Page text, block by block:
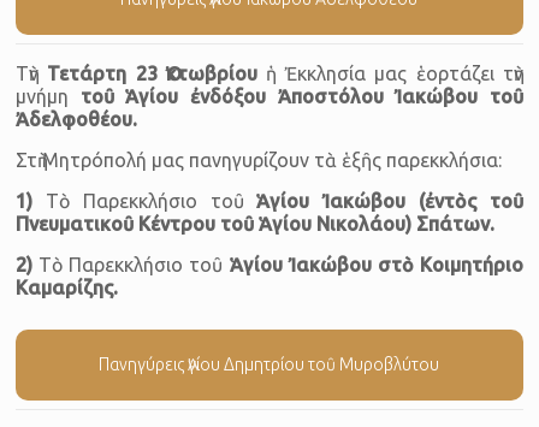
Τὴν Τετάρτη 23 Ὀκτωβρίουἡ Ἐκκλησία μας ἑορτάζει τὴν
μνήμη τοῦ Ἁγίου ἐνδόξου Ἀποστόλου Ἰακώβου τοῦ
Ἀδελφοθέου.
Στὴ Μητρόπολή μας πανηγυρίζουν τὰ ἑξῆς παρεκκλήσια:
1) Τὸ Παρεκκλήσιο τοῦἉγίου Ἰακώβου (ἐντὸς τοῦ
Πνευματικοῦ Κέντρου τοῦ Ἁγίου Νικολάου) Σπάτων.
2) Τὸ Παρεκκλήσιο τοῦ ἉγίουἸακώβου στὸ Κοιμητήριο
Καμαρίζης.
Πανηγύρεις Ἁγίου Δημητρίου τοῦ Μυροβλύτου